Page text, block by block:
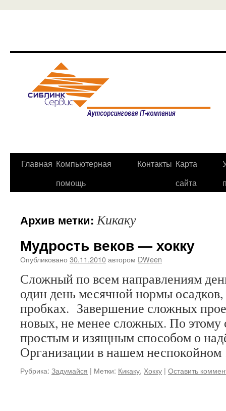
Перейти
Главная Компьютерная
помощь
Контакты Карта
сайта
Архив метки:Кикаку
Мудрость веков — хокку
Опубликовано 30.11.2010автором DWeen
Сложный по всем направлениям
один день месячной нормы осадков,
пробках. Завершение сложных
новых, не менее сложных. По этому
простым и изящным способом о
Организации в нашем
Рубрика: Задумайся | Метки: Кикаку, Хокку | Оставить